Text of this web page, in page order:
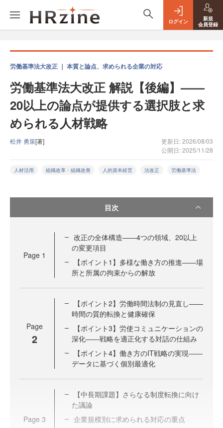
ログイン
新規
会員登録
労働基準法大改正 ｜ 本質と論点、求められる企業の対応
労働基準法大改正 解説【後編】——
20以上の論点が提供する選択肢と求
められる人材戦略
松井 勇策[著]
更新日: 2026/08/03
公開日: 2025/11/28
人材活用 組織改革・組織改善 人的資本経営 法改正 労働基準法
目次
Page 1
改正の全体構造——4つの領域、20以上
の変更項目
【ポイント1】多様な働き方の推進——場
所と所属の拘束からの解放
Page
2
【ポイント2】労働時間法制の見直し——
時間の質的転換と健康確保
【ポイント3】労使コミュニケーションの
深化――戦略を適正化する対話の仕組み
【ポイント4】働き方のIT戦略の実現――
データに基づく個別最適化
Page 3
【中長期課題】さらなる制度転換に向け
た議論
企業規模別に求められる対応の重点